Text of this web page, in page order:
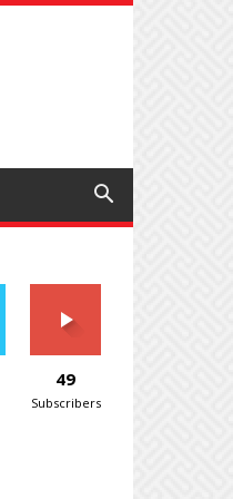
49
Subscribers